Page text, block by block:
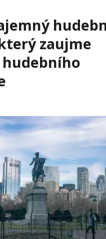
zaujme